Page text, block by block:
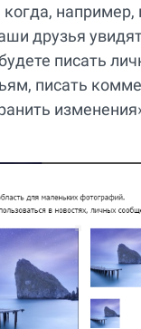
когда,
друзья
писать
писать